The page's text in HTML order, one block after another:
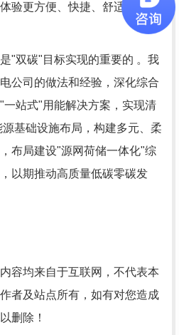
验更方便、快捷、舒适的交通
"双碳"目标实现的重要的 。我
公司的做法和经验，深化综合
站式"用能解决方案，实现清
基础设施布局，构建多元、柔
布局建设"源网荷储一体化"综
以期推动高质量低碳零碳发
容均来自于互联网，不代表本
者及站点所有，如有对您造成
删除！